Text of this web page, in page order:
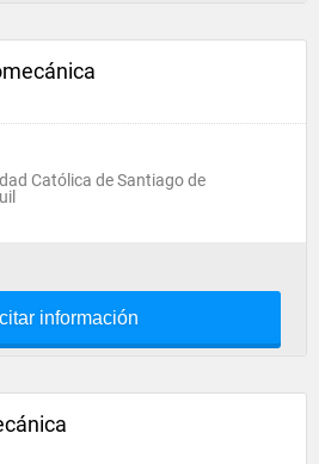
Católica de Santiago de
información